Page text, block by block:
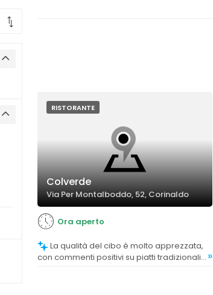
RISTORANTE
Colverde
Via Per Montalboddo, 52, Corinaldo
Ora aperto
con commenti positivi su piatti tradizionali
»